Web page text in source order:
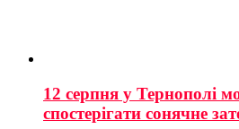
12 серпня у Тернополі
спостерігати сонячне